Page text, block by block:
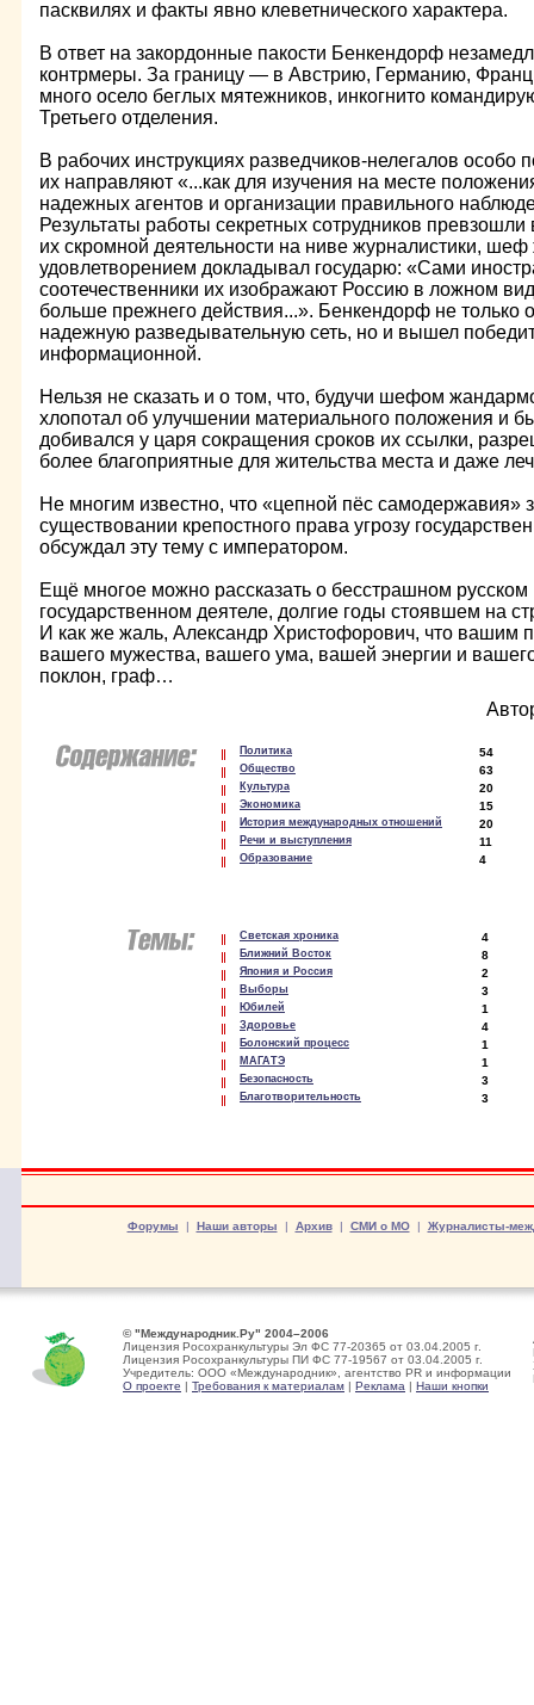
пасквилях и факты явно клеветнического характера.
В ответ на закордонные пакости Бенкендорф
контрмеры. За границу — в Австрию, Германию,
много осело беглых мятежников, инкогнито
Третьего отделения.
В рабочих инструкциях разведчиков-нелегалов особо
их направляют «...как для изучения на месте
надежных агентов и организации правильного
Результаты работы секретных сотрудников
их скромной деятельности на ниве журналистики,
удовлетворением докладывал государю: «Сами
соотечественники их изображают Россию в ложном
больше прежнего действия...». Бенкендорф не только
надежную разведывательную сеть, но и вышел
информационной.
Нельзя не сказать и о том, что, будучи шефом
хлопотал об улучшении материального положения и
добивался у царя сокращения сроков их ссылки,
более благоприятные для жительства места и даже
Не многим известно, что «цепной пёс самодержавия»
существовании крепостного права угрозу
обсуждал эту тему с императором.
Ещё многое можно рассказать о бесстрашном
государственном деятеле, долгие годы стоявшем на
И как же жаль, Александр Христофорович, что вашим
вашего мужества, вашего ума, вашей энергии и
поклон, граф…
Политика 54
Общество 63
Культура 20
Экономика 15
История международных отношений 20
Речи и выступления 11
Образование 4
Светская хроника 4
Ближний Восток 8
Япония и Россия 2
Выборы 3
Юбилей 1
Здоровье 4
Болонский процесс 1
МАГАТЭ 1
Безопасность 3
Благотворительность 3
Форумы | Наши авторы | Архив| СМИ о МО| Журналисты-
© "Международник.Ру" 2004–2006
Лицензия Росохранкультуры Эл ФС 77-20365 от 03.04.2005 г.
Лицензия Росохранкультуры ПИ ФС 77-19567 от 03.04.2005 г.
Учредитель: ООО «Международник», агентство PR и информации
О проекте | Требования к материалам | Реклама | Наши кнопки